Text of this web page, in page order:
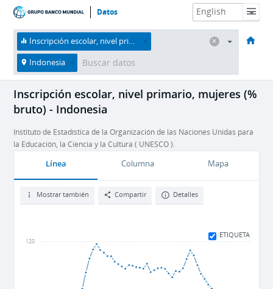
Datos
HOME Economías Temas Datos y recursos Sobre nosotros
Inscripción escolar, nivel primario, mujeres (% bruto)
Indonesia
Inscripción escolar, nivel primario, mujeres (%
bruto) - Indonesia
Instituto de Estadística de la Organización de las Naciones Unidas para
la Educación, la Ciencia y la Cultura ( UNESCO ).
Línea Columna Mapa
Mostrar también Compartir Detalles
ETIQUETA
120